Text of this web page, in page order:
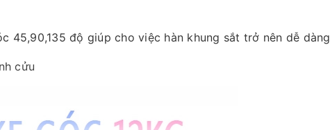
45,90,135 độ giúp cho việc hàn khung sắt trở nên dễ dàng
cửu